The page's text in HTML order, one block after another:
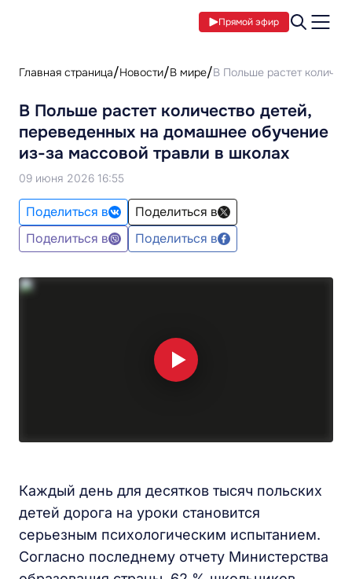
Прямой эфир
Главная страница Новости В мире В Польше растет
В Польше растет количество детей,
переведенных на домашнее обучение
из-за массовой травли в школах
09 июня 2026 16:55
Поделиться в
Поделиться в
Поделиться в
Поделиться в
Каждый день для десятков тысяч польских
детей дорога на уроки становится
серьезным психологическим испытанием.
Согласно последнему отчету Министерства